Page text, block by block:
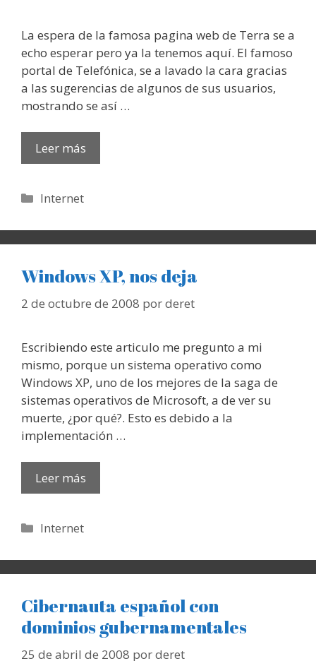
La espera de la famosa pagina web de Terra se a
echo esperar pero ya la tenemos aquí. El famoso
portal de Telefónica, se a lavado la cara gracias
a las sugerencias de algunos de sus usuarios,
mostrando se así …
Leer más
Categorías
Internet
Windows XP, nos deja
2 de octubre de 2008 porderet
Escribiendo este articulo me pregunto a mi
mismo, porque un sistema operativo como
Windows XP, uno de los mejores de la saga de
sistemas operativos de Microsoft, a de ver su
muerte, ¿por qué?. Esto es debido a la
implementación …
Leer más
Categorías
Internet
Cibernauta español con
dominios gubernamentales
25 de abril de 2008 porderet